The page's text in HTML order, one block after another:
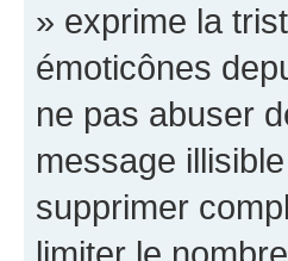
» exprime la
émoticônes
ne pas abuser
message
supprimer